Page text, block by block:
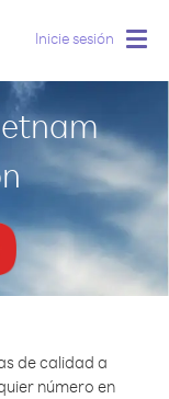
Inicie sesión
de calidad a
número en